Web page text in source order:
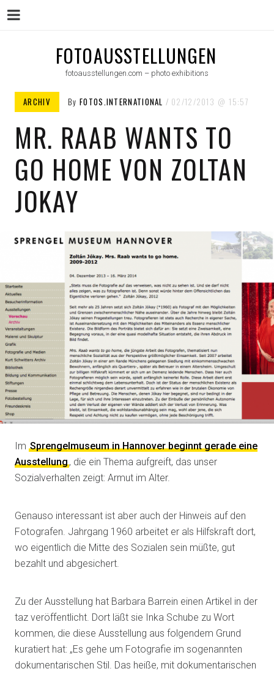
FOTOAUSSTELLUNGEN
fotoausstellungen.com – photo exhibitions
ARCHIV ByFOTOS.INTERNATIONAL 02/12/2013 15:57
MR. RAAB WANTS TO
GO HOME VON ZOLTAN
JOKAY
Im Sprengelmuseum in Hannover beginnt gerade eine
Ausstellung, die ein Thema aufgreift, das unser
Sozialverhalten zeigt: Armut im Alter.
Genauso interessant ist aber auch der Hinweis auf den
Fotografen. Jahrgang 1960 arbeitet er als Hilfskraft dort,
wo eigentlich die Mitte des Sozialen sein müßte, gut
bezahlt und abgesichert.
Zu der Ausstellung hat Barbara Barrein einen Artikel in der
taz veröffentlicht. Dort läßt sie Inka Schube zu Wort
kommen, die diese Ausstellung aus folgendem Grund
kuratiert hat: „Es gehe um Fotografie im sogenannten
dokumentarischen Stil. Das heiße, mit dokumentarischen
Menu